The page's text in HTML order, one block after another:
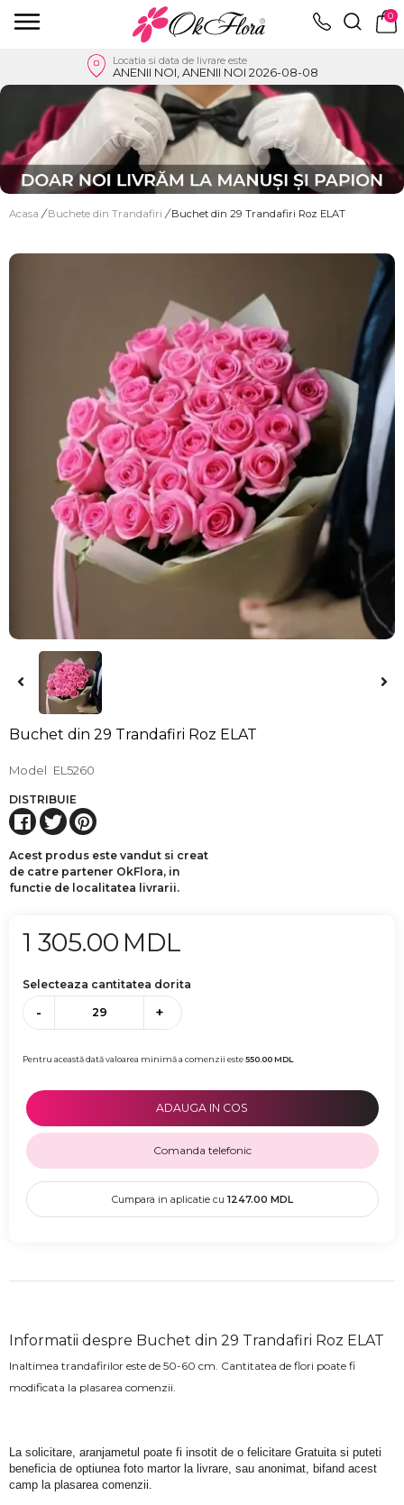
0
Locatia si data de livrare este
ANENII NOI, ANENII NOI 2026-08-08
Acasa / Buchete din Trandafiri / Buchet din 29 Trandafiri Roz ELAT
Buchet din 29 Trandafiri Roz ELAT
Model EL5260
DISTRIBUIE
Acest produs este vandut si creat
de catre partener OkFlora, in
functie de localitatea livrarii.
1 305.00 MDL
Selecteaza cantitatea dorita
- +
Pentru această dată valoarea minimă a comenzii este550.00MDL
ADAUGA IN COS
Comanda telefonic
Cumpara in aplicatie cu 1247.00 MDL
Informatii despre Buchet din 29 Trandafiri Roz ELAT
Inaltimea trandafirilor este de 50-60 cm. Cantitatea de flori poate fi
modificata la plasarea comenzii.
La solicitare, aranjametul poate fi insotit de o felicitare Gratuita si puteti
beneficia de optiunea foto martor la livrare, sau anonimat, bifand acest
camp la plasarea comenzii.